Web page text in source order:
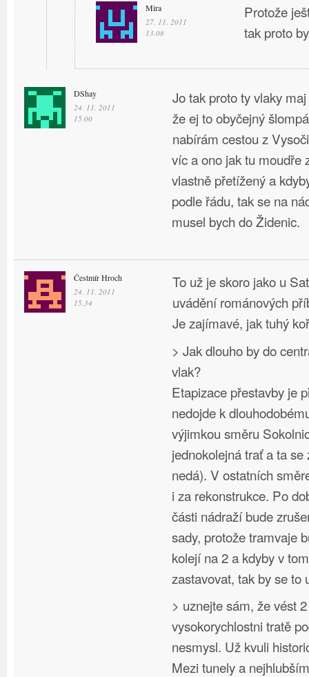
Mira
27. 11. 2011
13.08
Protože
tak proto
DShay
24. 11. 2011
15.00
Jo tak proto ty vlaky
že ej to obyčejný
nabírám cestou z
víc a ono jak tu moudře
vlastně přetížený a
podle řádu, tak se na
musel bych do Židenic.
Čestmír Hroch
24. 11. 2011
15.34
To už je skoro jako u
uvádění románových
Je zajímavé, jak tuhý
> Jak dlouho by do
vlak?
Etapizace přestavby je
nedojde k
výjimkou směru
jednokolejná trať a ta
nedá). V ostatních
i za rekonstrukce. Po
části nádraží bude
sady, protože tramvaje
kolejí na 2 a kdyby v
zastavovat, tak by se to
> uznejte sám, že vést
vysokorychlostni tratě
nesmysl. Už kvuli
Mezi tunely a